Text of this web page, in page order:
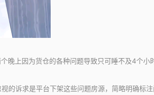
上因为货仓的各种问题导致只可睡不及4个小
诉求是平台下架这些问题房源，简略明确标